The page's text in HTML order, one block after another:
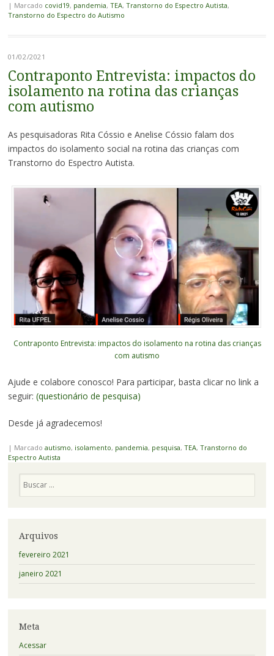
| Marcado covid19, pandemia, TEA, Transtorno do Espectro Autista,
Transtorno do Espectro do Autismo
01/02/2021
Contraponto Entrevista: impactos do
isolamento na rotina das crianças
com autismo
As pesquisadoras Rita Cóssio e Anelise Cóssio falam dos
impactos do isolamento social na rotina das crianças com
Transtorno do Espectro Autista.
Contraponto Entrevista: impactos do isolamento na rotina das crianças
com autismo
Ajude e colabore conosco! Para participar, basta clicar no link a
seguir: (questionário de pesquisa)
Desde já agradecemos!
| Marcado autismo, isolamento, pandemia, pesquisa, TEA, Transtorno do
Espectro Autista
Arquivos
fevereiro 2021
janeiro 2021
Meta
Acessar